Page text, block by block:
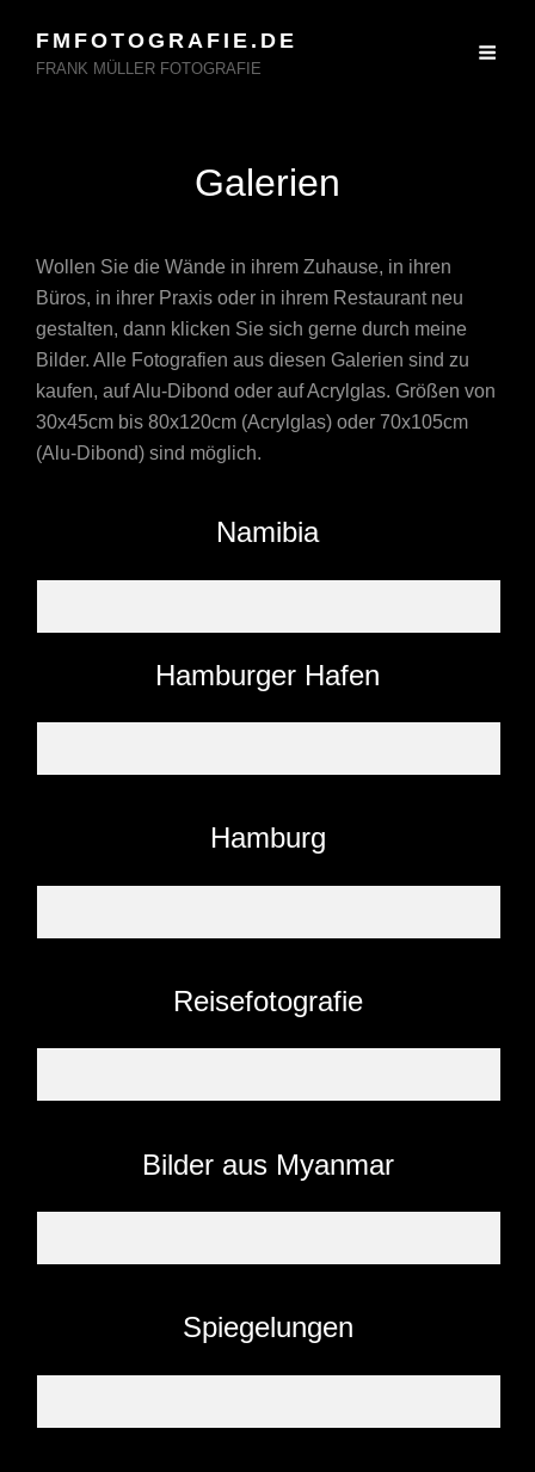
FMFOTOGRAFIE.DE
FRANK MÜLLER FOTOGRAFIE
Galerien
Wollen Sie die Wände in ihrem Zuhause, in ihren
Büros, in ihrer Praxis oder in ihrem Restaurant neu
gestalten, dann klicken Sie sich gerne durch meine
Bilder. Alle Fotografien aus diesen Galerien sind zu
kaufen, auf Alu-Dibond oder auf Acrylglas. Größen von
30x45cm bis 80x120cm (Acrylglas) oder 70x105cm
(Alu-Dibond) sind möglich.
Namibia
Hamburger Hafen
Hamburg
Reisefotografie
Bilder aus Myanmar
Spiegelungen